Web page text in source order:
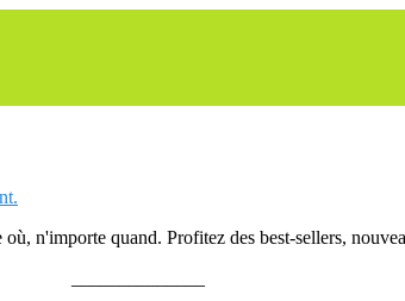
n'importe quand. Profitez des best-sellers,